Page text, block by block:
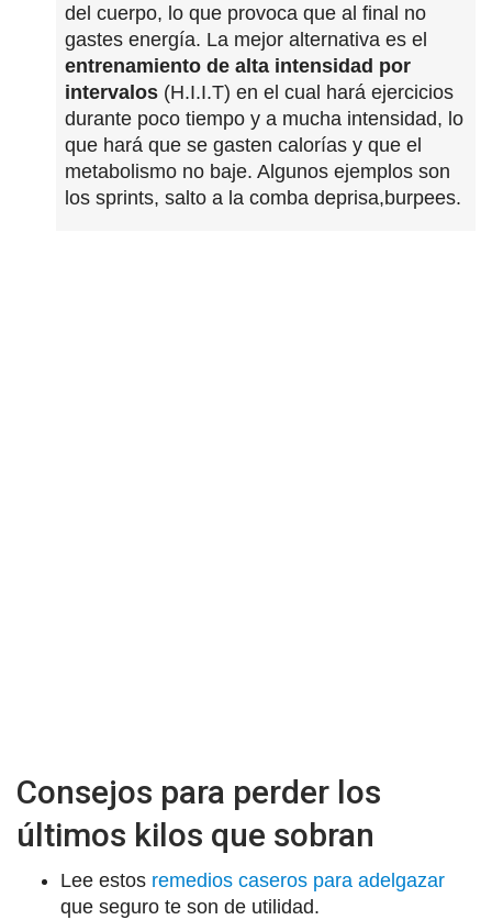
del cuerpo, lo que provoca que al final no
gastes energía. La mejor alternativa es el
entrenamiento de alta intensidad por
intervalos (H.I.I.T) en el cual hará ejercicios
durante poco tiempo y a mucha intensidad, lo
que hará que se gasten calorías y que el
metabolismo no baje. Algunos ejemplos son
los sprints, salto a la comba deprisa,burpees.
Consejos para perder los
últimos kilos que sobran
Lee estos remedios caseros para adelgazar
que seguro te son de utilidad.